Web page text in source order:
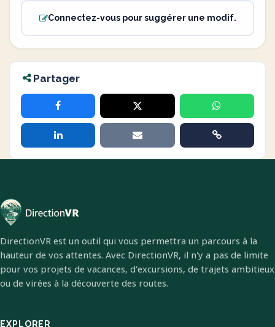
Connectez-vous pour suggérer une modif.
Partager
DirectionVR est un outil qui vous permettra un parcours à la
hauteur de vos attentes. Avec DirectionVR, il n'y a pas de limite
pour vos projets de vacances, d'excursions, de trajets ambitieux
ou de virées à la découverte des routes.
EXPLORER